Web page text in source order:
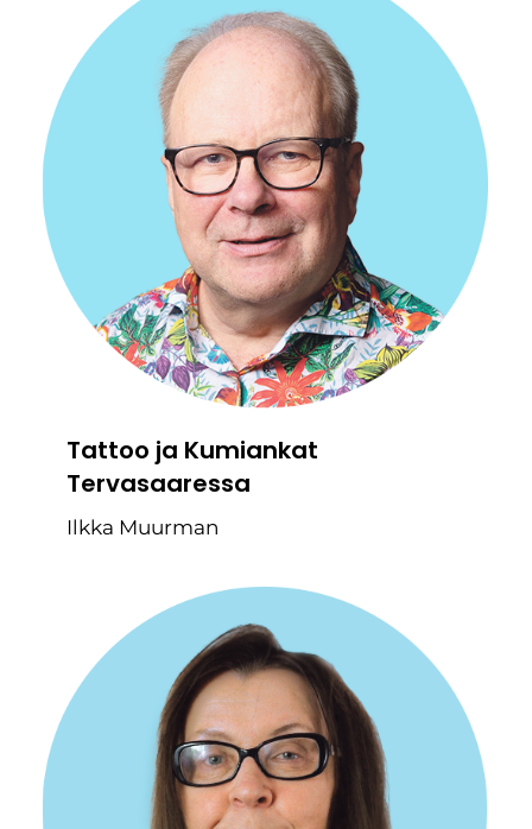
Tattoo ja Kumiankat
Tervasaaressa
Ilkka Muurman